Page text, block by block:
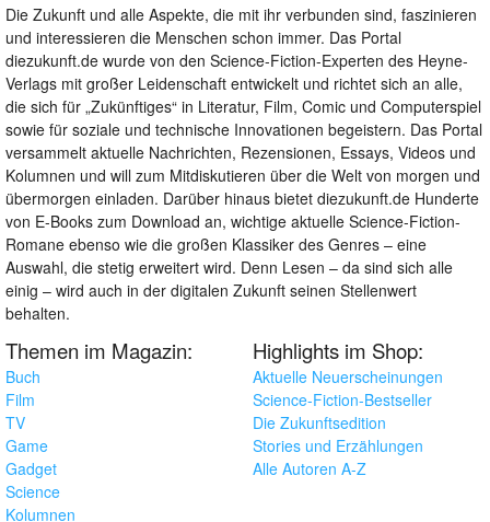
Die Zukunft und alle Aspekte, die mit ihr verbunden sind, faszinieren
und interessieren die Menschen schon immer. Das Portal
diezukunft.de wurde von den Science-Fiction-Experten des Heyne-
Verlags mit großer Leidenschaft entwickelt und richtet sich an alle,
die sich für „Zukünftiges“ in Literatur, Film, Comic und Computerspiel
sowie für soziale und technische Innovationen begeistern. Das Portal
versammelt aktuelle Nachrichten, Rezensionen, Essays, Videos und
Kolumnen und will zum Mitdiskutieren über die Welt von morgen und
übermorgen einladen. Darüber hinaus bietet diezukunft.de Hunderte
von E-Books zum Download an, wichtige aktuelle Science-Fiction-
Romane ebenso wie die großen Klassiker des Genres – eine
Auswahl, die stetig erweitert wird. Denn Lesen – da sind sich alle
einig – wird auch in der digitalen Zukunft seinen Stellenwert
behalten.
Themen im Magazin:
Buch
Film
TV
Game
Gadget
Science
Kolumnen
Highlights im Shop:
Aktuelle Neuerscheinungen
Science-Fiction-Bestseller
Die Zukunftsedition
Stories und Erzählungen
Alle Autoren A-Z